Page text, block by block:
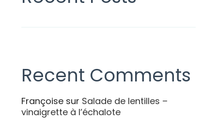
Recent Comments
Françoise sur Salade de lentilles –
vinaigrette à l’échalote